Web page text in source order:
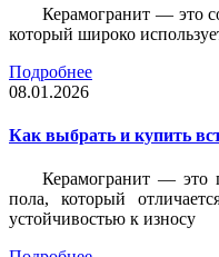
Керамогранит — это
который широко
Подробнее
08.01.2026
Как выбрать и купить
Керамогранит — это
пола, который
устойчивостью к износу